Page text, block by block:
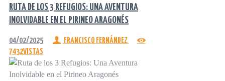
RUTA DE LOS 3 REFUGIOS: UNA AVENTURA
INOLVIDABLE EN EL PIRINEO ARAGONÉS
04/02/2025
FRANCISCO FERNÁNDEZ
7432VISTAS